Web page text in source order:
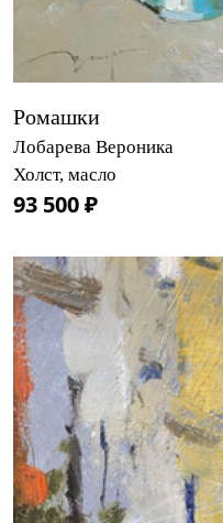
Ромашки
Лобарева Вероника
Холст, масло
93 500 ₽